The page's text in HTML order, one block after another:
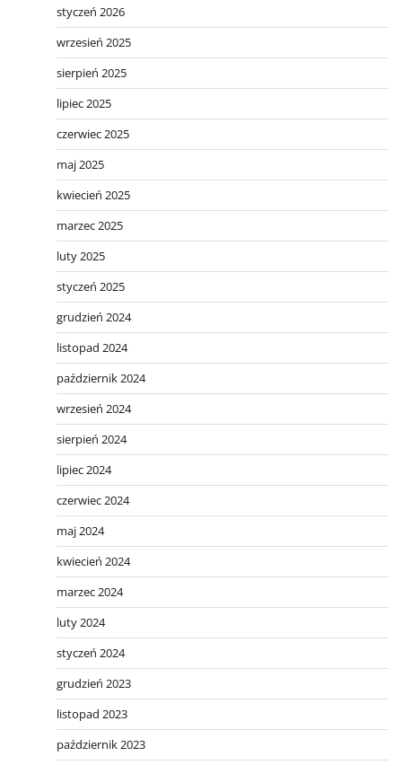
styczeń 2026
wrzesień 2025
sierpień 2025
lipiec 2025
czerwiec 2025
maj 2025
kwiecień 2025
marzec 2025
luty 2025
styczeń 2025
grudzień 2024
listopad 2024
październik 2024
wrzesień 2024
sierpień 2024
lipiec 2024
czerwiec 2024
maj 2024
kwiecień 2024
marzec 2024
luty 2024
styczeń 2024
grudzień 2023
listopad 2023
październik 2023